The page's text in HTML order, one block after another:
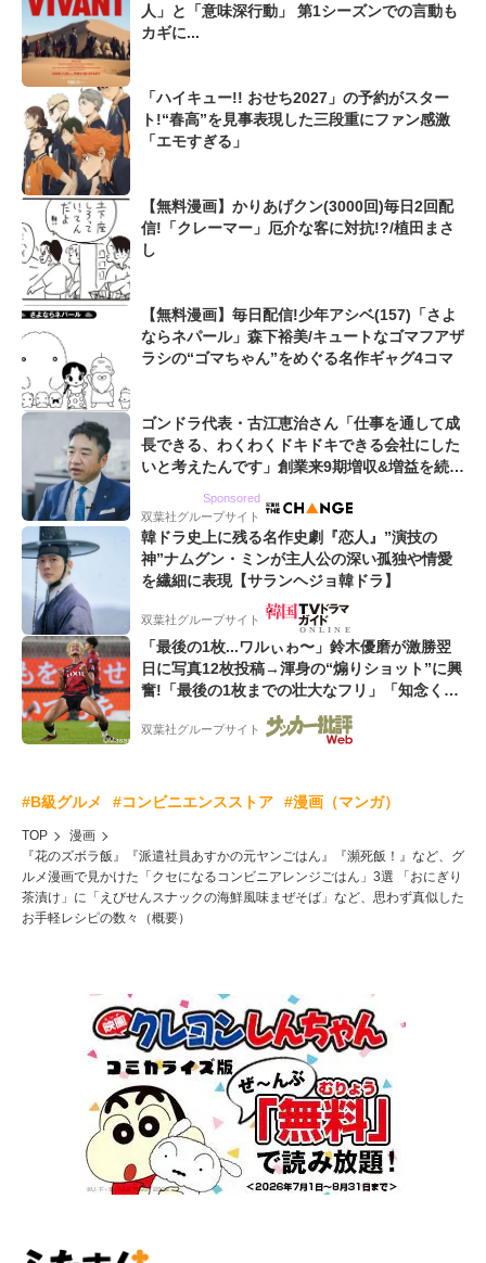
人」と「意味深行動」 第1シーズンでの言動も
カギに...
「ハイキュー!! おせち2027」の予約がスター
ト!“春高”を見事表現した三段重にファン感激
「エモすぎる」
【無料漫画】かりあげクン(3000回)毎日2回配
信!「クレーマー」厄介な客に対抗!?/植田まさ
し
【無料漫画】毎日配信!少年アシベ(157)「さよ
ならネパール」森下裕美/キュートなゴマフアザ
ラシの“ゴマちゃん”をめぐる名作ギャグ4コマ
ゴンドラ代表・古江恵治さん「仕事を通して成
長できる、わくわくドキドキできる会社にした
いと考えたんです」創業来9期増収&増益を続け
Sponsored
双葉社グループサイト
韓ドラ史上に残る名作史劇『恋人』”演技の
神”ナムグン・ミンが主人公の深い孤独や情愛
を繊細に表現【サランヘジョ韓ドラ】
双葉社グループサイト
「最後の1枚...ワルぃゎ〜」鈴木優磨が激勝翌
日に写真12枚投稿→渾身の“煽りショット”に興
奮!「最後の1枚までの壮大なフリ」「知念くん
のことどんだけ好きなんよw」
双葉社グループサイト
#B級グルメ #コンビニエンスストア #漫画（マンガ）
TOP
漫画
『花のズボラ飯』『派遣社員あすかの元ヤンごはん』『瀕死飯！』など、グ
ルメ漫画で見かけた「クセになるコンビニアレンジごはん」3選 「おにぎり
茶漬け」に「えびせんスナックの海鮮風味まぜそば」など、思わず真似した
お手軽レシピの数々（概要）